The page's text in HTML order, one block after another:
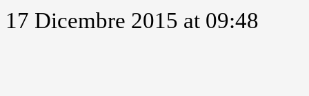
17 Dicembre 2015 at 09:48